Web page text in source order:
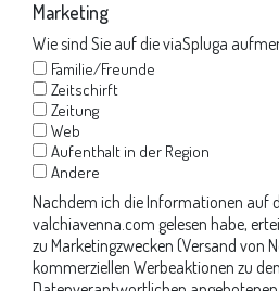
Marketing
Wie sind Sie auf die viaSpluga
Familie/Freunde
Zeitschirft
Zeitung
Web
Aufenthalt in der Region
Andere
Nachdem ich die Informationen auf
valchiavenna.com gelesen habe,
zu Marketingzwecken (Versand von
kommerziellen Werbeaktionen zu